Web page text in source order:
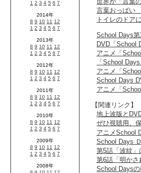
言葉おっぱい
トイレのドア
School Days
DVD「School
アニメ「
「School
アニメ「
School Days
アニメ「
【関連リンク】
地上波版と
ぜひ視聴用、
アニメSchool
School Days
第5話「波紋」
第6話「明かさ
School Days